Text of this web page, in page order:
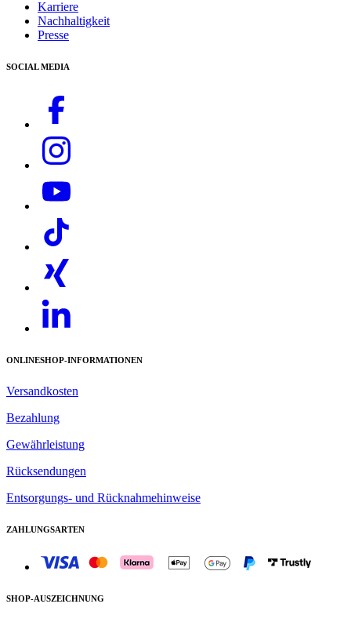
Kontakt
Karriere
Nachhaltigkeit
Presse
SOCIAL MEDIA
ONLINESHOP-INFORMATIONEN
Versandkosten
Bezahlung
Gewährleistung
Rücksendungen
Entsorgungs- und Rücknahmehinweise
ZAHLUNGSARTEN
SHOP-AUSZEICHNUNG